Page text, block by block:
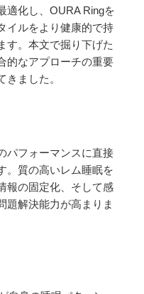
適化し、OURA Ringを
イルをより健康的で持
す。本文で掘り下げた
的なアプローチの重要
ました。
パフォーマンスに直接
。質の高いレム睡眠を
報の固定化、そして感
題解決能力が高まりま